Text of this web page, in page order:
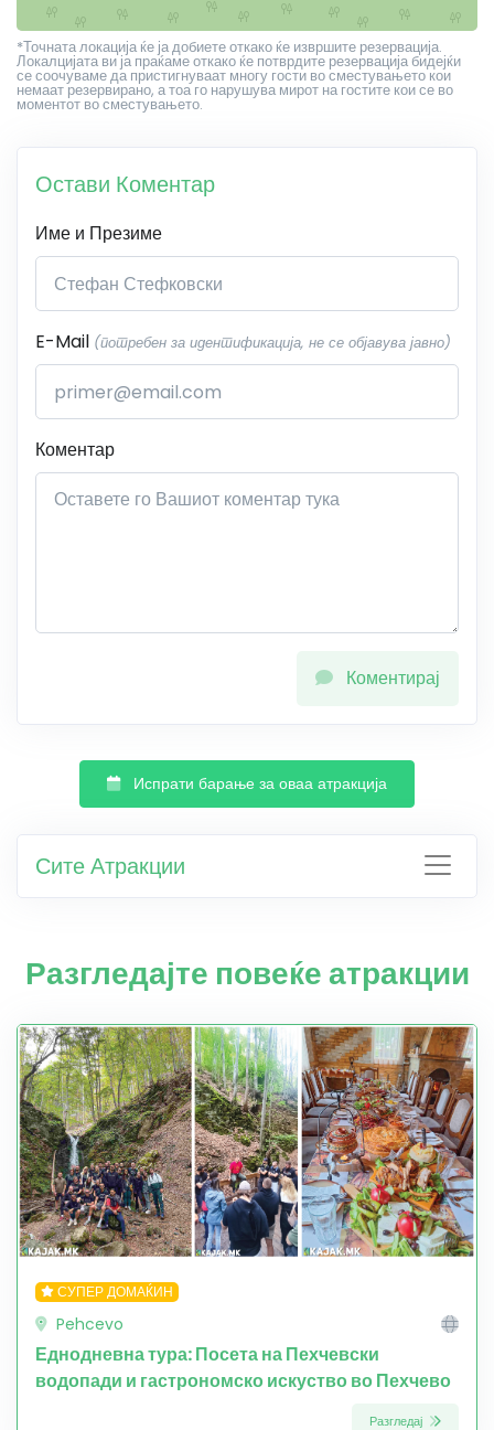
*Точната локација ќе ја добиете откако ќе извршите резервација.
Локалцијата ви ја праќаме откако ќе потврдите резервација бидејќи
се соочуваме да пристигнуваат многу гости во сместувањето кои
немаат резервирано, а тоа го нарушува мирот на гостите кои се во
моментот во сместувањето.
Остави Коментар
Име и Презиме
E-Mail (потребен за идентификација, не се објавува јавно)
Коментар
Коментирај
Испрати барање за оваа атракција
Сите Атракции
Разгледајте повеќе атракции
СУПЕР ДОМАЌИН
Pehcevo
Еднодневна тура: Посета на Пехчевски
водопади и гастрономско искуство во Пехчево
Разгледај